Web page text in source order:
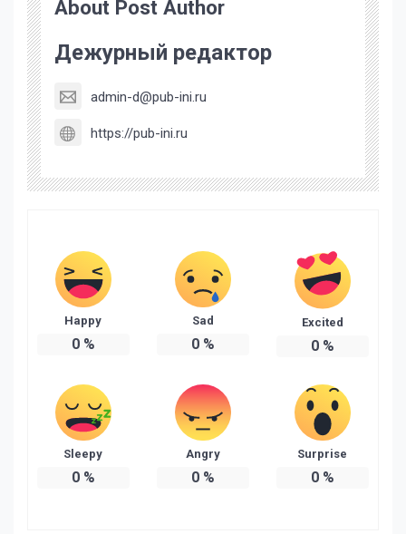
About Post Author
Дежурный редактор
admin-d@pub-ini.ru
https://pub-ini.ru
Happy
0%
Sad
0%
Excited
0%
Sleepy
0%
Angry
0%
Surprise
0%